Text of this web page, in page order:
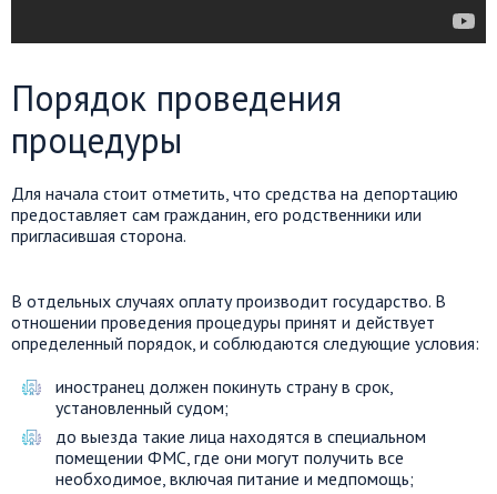
Порядок проведения
процедуры
Для начала стоит отметить, что средства на депортацию
предоставляет сам гражданин, его родственники или
пригласившая сторона.
В отдельных случаях оплату производит государство. В
отношении проведения процедуры принят и действует
определенный порядок, и соблюдаются следующие условия:
иностранец должен покинуть страну в срок,
установленный судом;
до выезда такие лица находятся в специальном
помещении ФМС, где они могут получить все
необходимое, включая питание и медпомощь;